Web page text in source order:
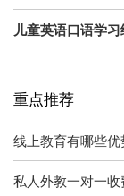
儿童英语口语学
重点推荐
线上教育有哪些
私人外教一对一